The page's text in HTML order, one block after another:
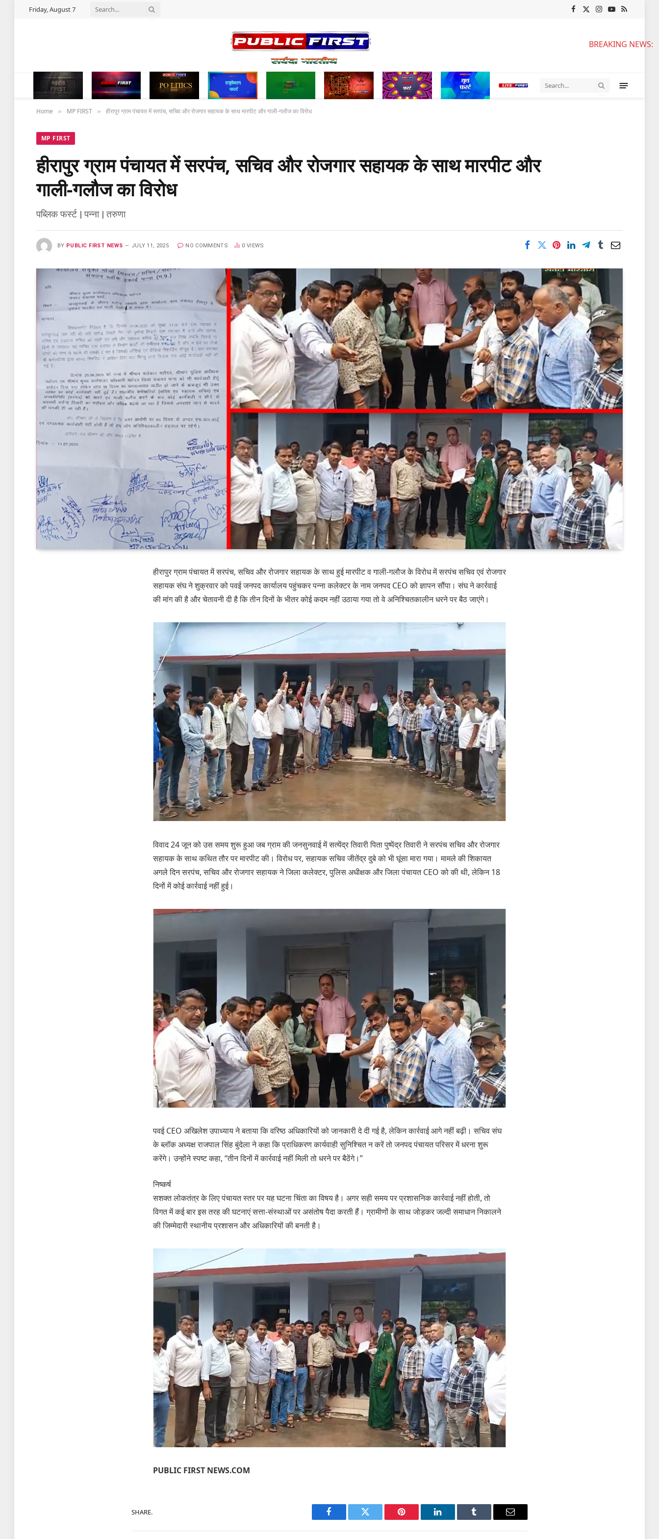
Friday, August 7 Facebook
X
Instagram
YouTube
RSS
BREAKING NEWS:
Home » MP FIRST » हीरापुर ग्राम पंचायत में सरपंच, सचिव और रोजगार सहायक के साथ मारपीट और गाली-गलौज का विरोध
MP FIRST
हीरापुर ग्राम पंचायत में सरपंच, सचिव और रोजगार सहायक के साथ मारपीट और
गाली-गलौज का विरोध
पब्लिक फर्स्ट | पन्ना | तरुणा
BY PUBLIC FIRST NEWS JULY 11, 2025 NO COMMENTS 0VIEWS
हीरापुर ग्राम पंचायत में सरपंच, सचिव और रोजगार सहायक के साथ हुई मारपीट व गाली‑गलौज के विरोध में सरपंच सचिव एवं रोजगार
सहायक संघ ने शुक्रवार को पवई जनपद कार्यालय पहुंचकर पन्ना कलेक्टर के नाम जनपद CEO को ज्ञापन सौंपा। संघ ने कार्रवाई
की मांग की है और चेतावनी दी है कि तीन दिनों के भीतर कोई कदम नहीं उठाया गया तो वे अनिश्चितकालीन धरने पर बैठ जाएंगे।
विवाद 24 जून को उस समय शुरू हुआ जब ग्राम की जनसुनवाई में सत्येंद्र तिवारी पिता पुष्पेंद्र तिवारी ने सरपंच सचिव और रोजगार
सहायक के साथ कथित तौर पर मारपीट की। विरोध पर, सहायक सचिव जीतेंद्र दुबे को भी घूंसा मारा गया। मामले की शिकायत
अगले दिन सरपंच, सचिव और रोजगार सहायक ने जिला कलेक्टर, पुलिस अधीक्षक और जिला पंचायत CEO को की थी, लेकिन 18
दिनों में कोई कार्रवाई नहीं हुई।
पवई CEO अखिलेश उपाध्याय ने बताया कि वरिष्ठ अधिकारियों को जानकारी दे दी गई है, लेकिन कार्रवाई आगे नहीं बढ़ी। सचिव संघ
के ब्लॉक अध्यक्ष राजपाल सिंह बुंदेला ने कहा कि प्राधिकरण कार्यवाही सुनिश्चित न करें तो जनपद पंचायत परिसर में धरना शुरू
करेंगे। उन्होंने स्पष्ट कहा, “तीन दिनों में कार्रवाई नहीं मिली तो धरने पर बैठेंगे।”
निष्कर्ष
सशक्त लोकतंत्र के लिए पंचायत स्तर पर यह घटना चिंता का विषय है। अगर सही समय पर प्रशासनिक कार्रवाई नहीं होती, तो
विगत में कई बार इस तरह की घटनाएं सत्ता‑संस्थाओं पर असंतोष पैदा करती हैं। ग्रामीणों के साथ जोड़कर जल्दी समाधान निकालने
की जिम्मेदारी स्थानीय प्रशासन और अधिकारियों की बनती है।
PUBLIC FIRST NEWS.COM
SHARE.
Facebook Twitter Pinterest LinkedIn Tumblr Email